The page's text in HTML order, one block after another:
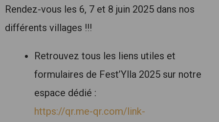
Rendez-vous les 6, 7 et 8 juin 2025 dans nos
différents villages !!!
Retrouvez tous les liens utiles et
formulaires de Fest’Ylla 2025 sur notre
espace dédié :
https://qr.me-qr.com/link-